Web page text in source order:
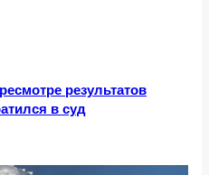
результатов
в суд